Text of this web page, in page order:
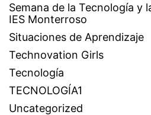
Semana de la Tecnología y
IES Monterroso
Situaciones de Aprendizaje
Technovation Girls
Tecnología
TECNOLOGÍA1
Uncategorized